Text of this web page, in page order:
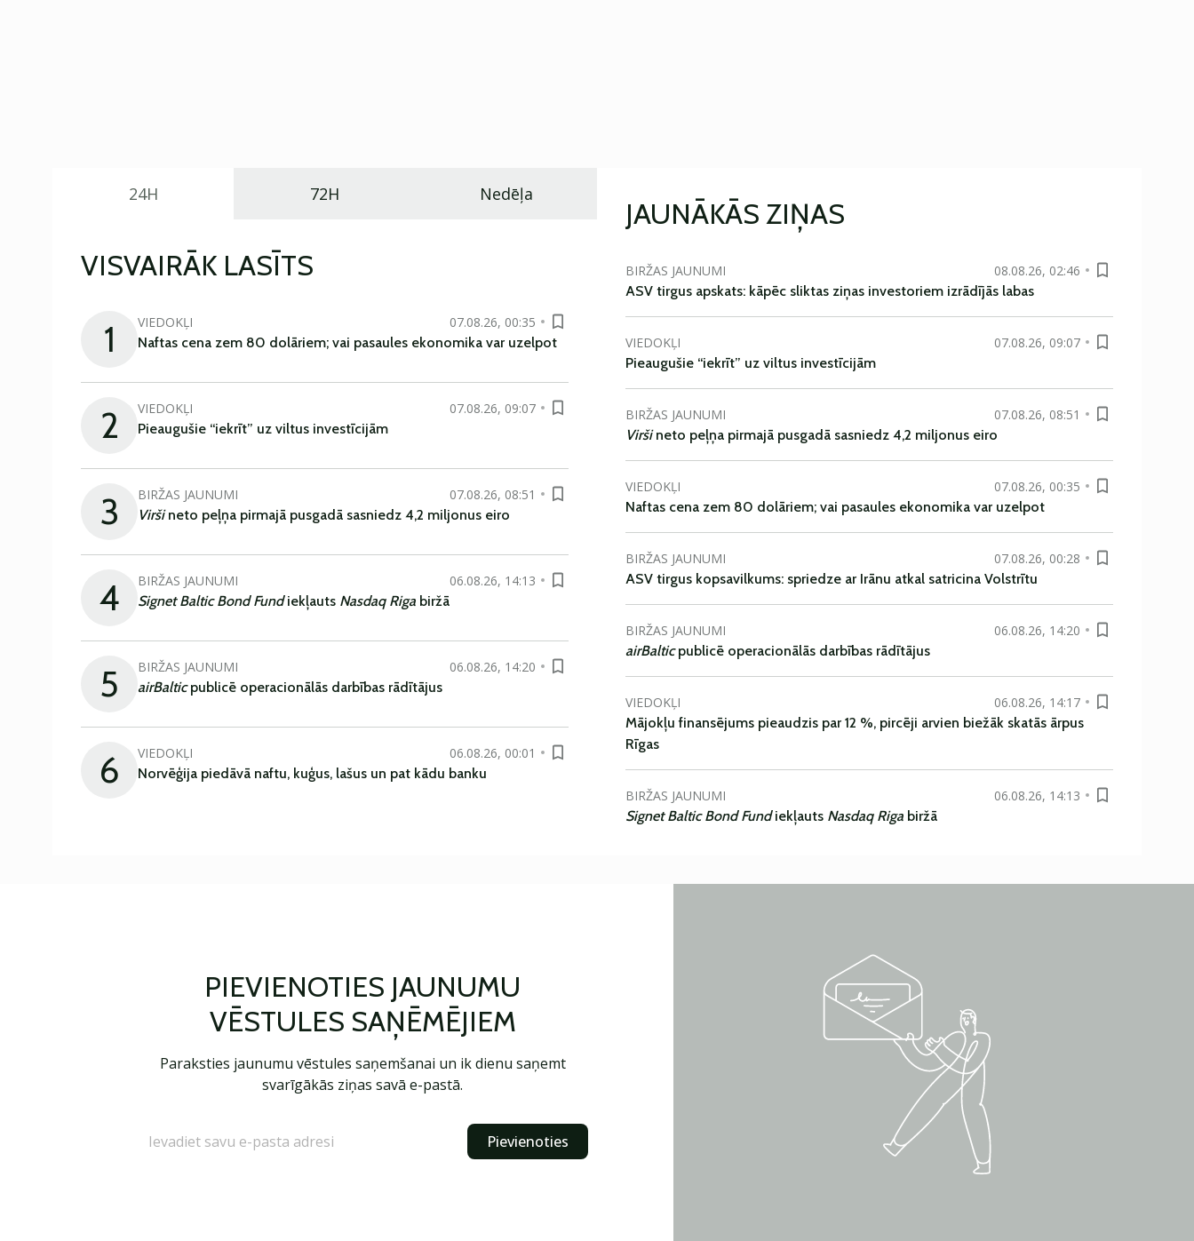
24H 72H Nedēļa
VISVAIRĀK LASĪTS
1 VIEDOKĻI
07.08.26, 00:35
Naftas cena zem 80 dolāriem; vai pasaules ekonomika var uzelpot
2 VIEDOKĻI
07.08.26, 09:07
Pieaugušie “iekrīt” uz viltus investīcijām
3 BIRŽAS JAUNUMI
07.08.26, 08:51
Viršineto peļņa pirmajā pusgadā sasniedz 4,2 miljonus eiro
4 BIRŽAS JAUNUMI
06.08.26, 14:13
Signet Baltic Bond Fundiekļauts Nasdaq Riga biržā
5 BIRŽAS JAUNUMI
06.08.26, 14:20
airBalticpublicē operacionālās darbības rādītājus
6 VIEDOKĻI
06.08.26, 00:01
Norvēģija piedāvā naftu, kuģus, lašus un pat kādu banku
JAUNĀKĀS ZIŅAS
BIRŽAS JAUNUMI
08.08.26, 02:46
ASV tirgus apskats: kāpēc sliktas ziņas investoriem izrādījās labas
VIEDOKĻI
07.08.26, 09:07
Pieaugušie “iekrīt” uz viltus investīcijām
BIRŽAS JAUNUMI
07.08.26, 08:51
Viršineto peļņa pirmajā pusgadā sasniedz 4,2 miljonus eiro
VIEDOKĻI
07.08.26, 00:35
Naftas cena zem 80 dolāriem; vai pasaules ekonomika var uzelpot
BIRŽAS JAUNUMI
07.08.26, 00:28
ASV tirgus kopsavilkums: spriedze ar Irānu atkal satricina Volstrītu
BIRŽAS JAUNUMI
06.08.26, 14:20
airBalticpublicē operacionālās darbības rādītājus
VIEDOKĻI
06.08.26, 14:17
Mājokļu finansējums pieaudzis par 12 %, pircēji arvien biežāk skatās ārpus
Rīgas
BIRŽAS JAUNUMI
06.08.26, 14:13
Signet Baltic Bond Fundiekļauts Nasdaq Riga biržā
PIEVIENOTIES JAUNUMU
VĒSTULES SAŅĒMĒJIEM
Paraksties jaunumu vēstules saņemšanai un ik dienu saņemt
svarīgākās ziņas savā e-pastā.
Pievienoties